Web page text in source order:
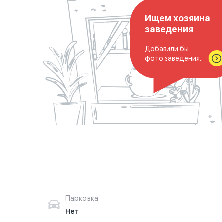
Ищем хозяина
заведения
Добавили бы
фото заведения..
Парковка
Нет